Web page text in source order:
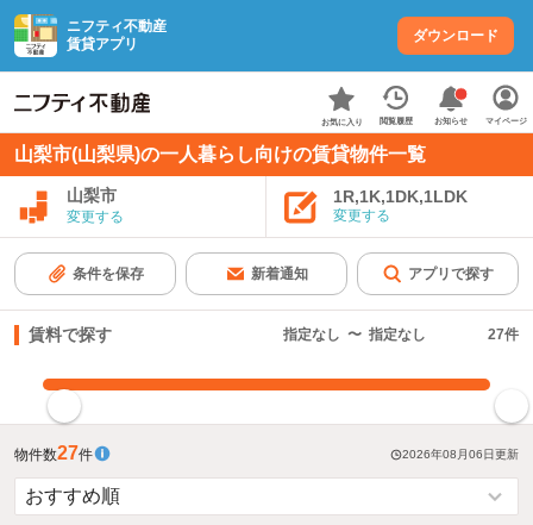
ニフティ不動産
賃貸アプリ
ダウンロード
お気に入り 閲覧履歴 お知らせ マイページ
山梨市(山梨県)の一人暮らし向けの賃貸物件一覧
山梨市
変更する
1R,1K,1DK,1LDK
変更する
条件を保存 新着通知 アプリで探す
賃料で探す 指定なし 〜 指定なし 27件
物件数27件 2026年08月06日更新